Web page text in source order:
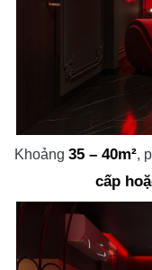
Khoảng 35 – 40m²,
cấp